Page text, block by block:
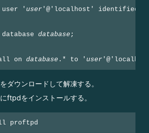
user ' user '@'localhost' identified
database database ;
all on database .* to ' user
ダウンロードして解凍する。
ftpdをインストールする。
proftpd